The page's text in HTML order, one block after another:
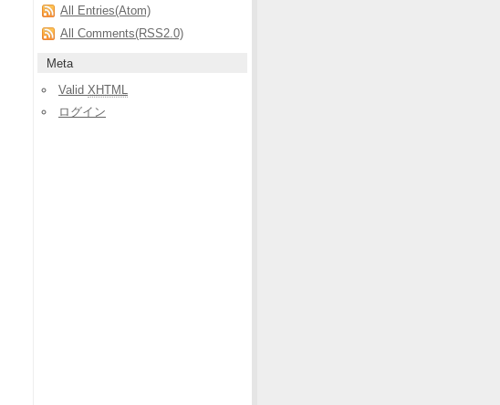
All Entries(Atom)
All Comments(RSS2.0)
Meta
Valid XHTML
ログイン